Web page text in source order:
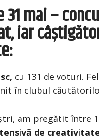
31 mai –
iar
cu 131 de voturi.
în clubul
am pregătit între
de